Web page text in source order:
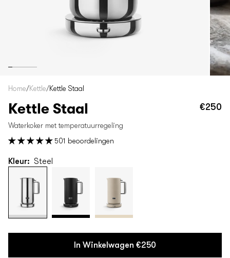
Home/Kettle/Kettle Staal
Kettle Staal
Waterkoker met temperatuurregeling
€250
501 beoordelingen
Kleur: Steel
In Winkelwagen €250